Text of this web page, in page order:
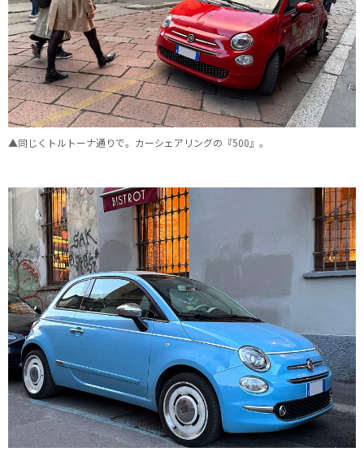
▲同じくトルトーナ通りで。カーシェアリングの『500』。